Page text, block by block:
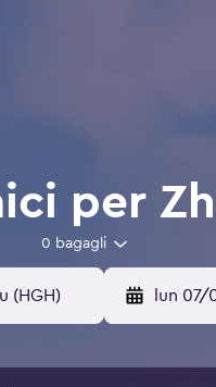
per
0 bagagli
lun 07/